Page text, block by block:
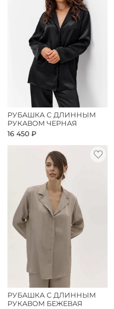
РУБАШКА С ДЛИННЫМ
РУКАВОМ ЧЕРНАЯ
16 450 ₽
РУБАШКА С ДЛИННЫМ
РУКАВОМ БЕЖЕВАЯ